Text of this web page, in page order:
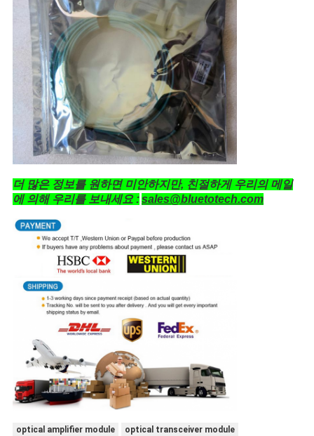
PRIVACY
POLICY
더 많은 정보를 원하면 미안하지만, 친절하게 우리의 메일
에 의해 우리를 보내세요 :sales@bluetotech.com
optical amplifier module
optical transceiver module